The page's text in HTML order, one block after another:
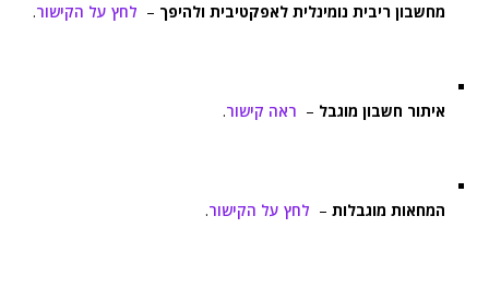
מחשבון ריבית נומינלית לאפקטיבית ולהיפך – לחץ על הקישור.
איתור חשבון מוגבל – ראה קישור.
המחאות מוגבלות – לחץ על הקישור.